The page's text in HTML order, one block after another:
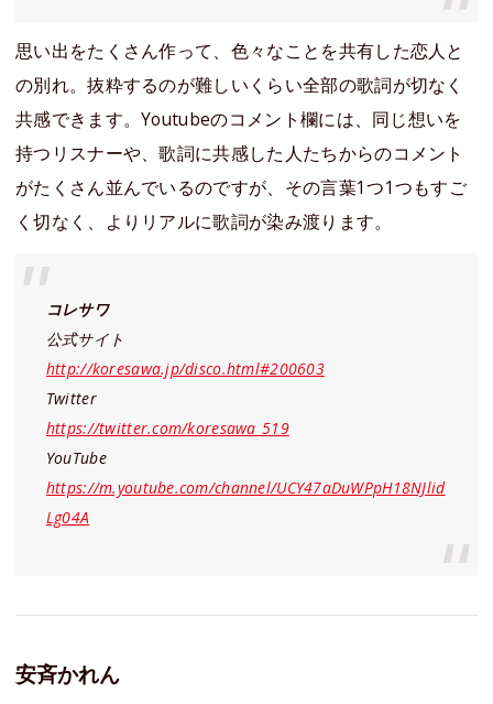
思い出をたくさん作って、色々なことを共有した恋人と
の別れ。抜粋するのが難しいくらい全部の歌詞が切なく
共感できます。Youtubeのコメント欄には、同じ想いを
持つリスナーや、歌詞に共感した人たちからのコメント
がたくさん並んでいるのですが、その言葉1つ1つもすご
く切なく、よりリアルに歌詞が染み渡ります。
コレサワ
公式サイト
http://koresawa.jp/disco.html#200603
Twitter
https://twitter.com/koresawa_519
YouTube
https://m.youtube.com/channel/UCY47aDuWPpH18NJlid
Lg04A
安斉かれん